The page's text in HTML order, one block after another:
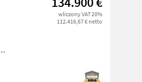
wliczony VAT 20%
112.416,67 € netto